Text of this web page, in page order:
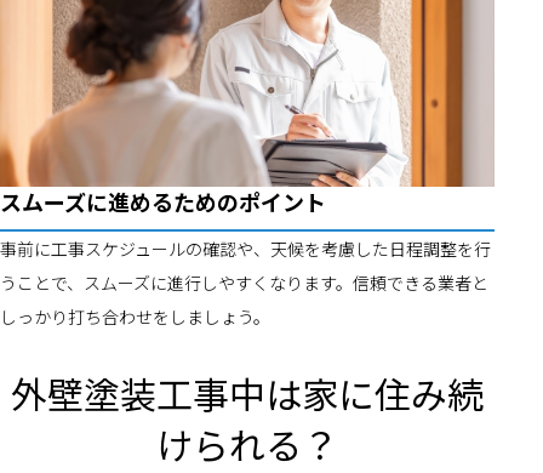
スムーズに進めるためのポイント
事前に工事スケジュールの確認や、天候を考慮した日程調整を行
うことで、スムーズに進行しやすくなります。信頼できる業者と
しっかり打ち合わせをしましょう。
外壁塗装工事中は家に住み続
けられる？